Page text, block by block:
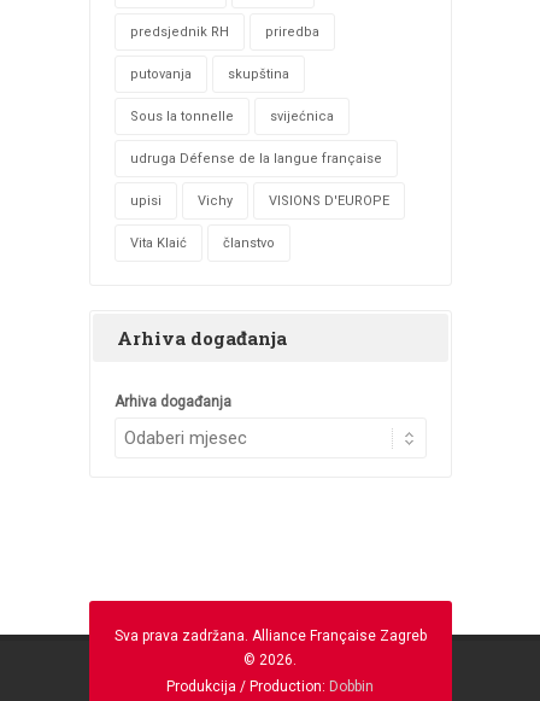
predsjednik RH priredba
putovanja skupština
Sous la tonnelle svijećnica
udruga Défense de la langue française
upisi Vichy VISIONS D'EUROPE
Vita Klaić članstvo
Arhiva događanja
Arhiva događanja
Sva prava zadržana. Alliance Française Zagreb
© 2026.
Produkcija / Production: Dobbin